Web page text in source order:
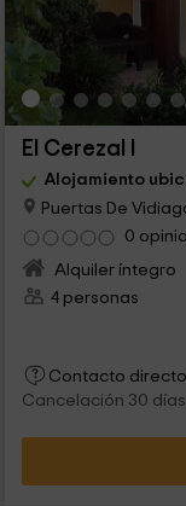
El Cerezal I
Alojamiento
Puertas De
0
Alquiler íntegro
4 personas
Contacto directo
Cancelación 30